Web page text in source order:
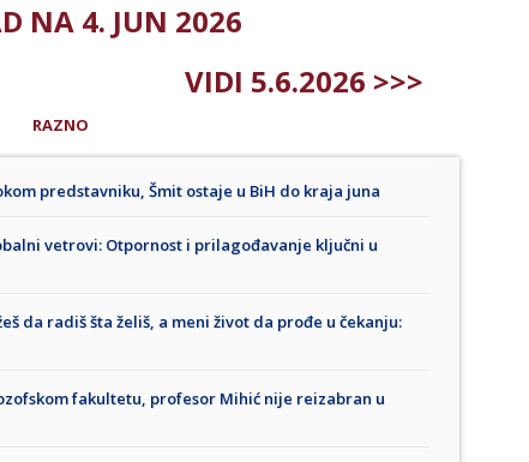
NA 4. JUN 2026
VIDI 5.6.2026 >>>
RAZNO
predstavniku, Šmit ostaje u BiH do kraja juna
vetrovi: Otpornost i prilagođavanje ključni u
da radiš šta želiš, a meni život da prođe u čekanju:
fakultetu, profesor Mihić nije reizabran u